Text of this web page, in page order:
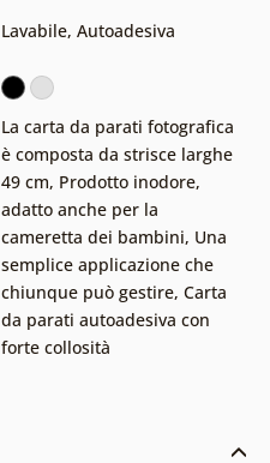
Lavabile, Autoadesiva
La carta da parati fotografica
è composta da strisce larghe
49 cm, Prodotto inodore,
adatto anche per la
cameretta dei bambini, Una
semplice applicazione che
chiunque può gestire, Carta
da parati autoadesiva con
forte collosità